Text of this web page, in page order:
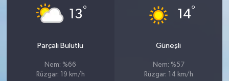
13°
Parçalı Bulutlu
Nem: %66
Rüzgar: 19 km/h
14°
Güneşli
Nem: %57
Rüzgar: 14 km/h
SİYASET